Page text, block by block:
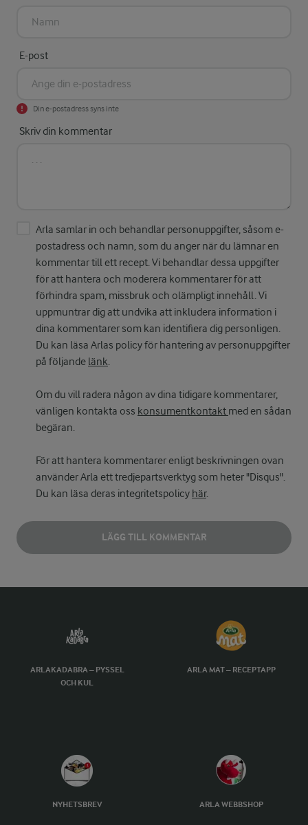
E-post
Din e-postadress syns inte
Skriv din kommentar
Arla samlar in och behandlar personuppgifter, såsom e-
postadress och namn, som du anger när du lämnar en
kommentar till ett recept. Vi behandlar dessa uppgifter
för att hantera och moderera kommentarer för att
förhindra spam, missbruk och olämpligt innehåll. Vi
uppmuntrar dig att undvika att inkludera information i
dina kommentarer som kan identifiera dig personligen.
Du kan läsa Arlas policy för hantering av personuppgifter
på följande länk.
Om du vill radera någon av dina tidigare kommentarer,
vänligen kontakta oss konsumentkontakt med en sådan
begäran.
För att hantera kommentarer enligt beskrivningen ovan
använder Arla ett tredjepartsverktyg som heter "Disqus".
Du kan läsa deras integritetspolicy här.
LÄGG TILL KOMMENTAR
ARLAKADABRA – PYSSEL
OCH KUL
ARLA MAT – RECEPTAPP
NYHETSBREV ARLA WEBBSHOP